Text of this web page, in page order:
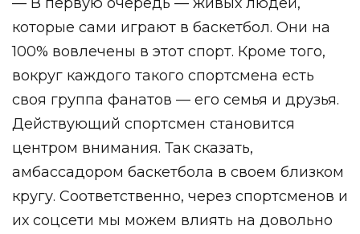
которые сами играют в баскетбол. Они на
100% вовлечены в этот спорт. Кроме того,
вокруг каждого такого спортсмена есть
своя группа фанатов — его семья и друзья.
Действующий спортсмен становится
центром внимания. Так сказать,
амбассадором баскетбола в своем близком
кругу. Соответственно, через спортсменов и
их соцсети мы можем влиять на довольно